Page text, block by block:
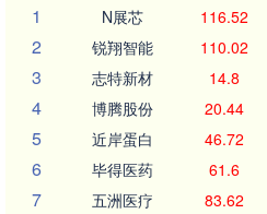
1
N展芯 116.52
2 锐翔智能 110.02
3 志特新材 14.8
4 博腾股份 20.44
5 近岸蛋白 46.72
6 毕得医药 61.6
7 五洲医疗 83.62